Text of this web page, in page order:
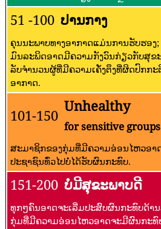
51 -100 ປານກາງ
ຄຸນນະພາບທາງອາກາດແມ່ນການຮັບຮອງ
ມົນລະພິດອາດມີຄວາມກັງວົນກ່ຽວກັບສຸຂ
ລັບຈໍານວນຜູ້ທີ່ມີຄວາມເຄັ່ງຕຶງທີ່ຜິດປົກກ
ອາກາດ.
101-150
Unhealthy
for sensitive groups
ສະມາຊິກຂອງກຸ່ມທີ່ມີຄວາມອ່ອນໄຫວອ
ປະຊາຊົນທົ່ວໄປບໍ່ໄດ້ຮັບຜົນກະທົບ.
151-200 ບໍ່ມີສຸຂະພາບດີ
ທຸກໆຄົນອາດຈະເລີ່ມປະສົບຜົນກະທົບດ້າ
ກຸ່ມທີ່ມີຄວາມອ່ອນໄຫວອາດຈະມີຜົນກະທົ